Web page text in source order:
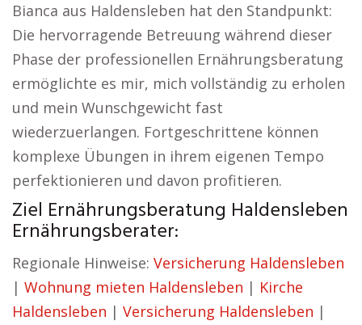
Bianca aus Haldensleben hat den Standpunkt:
Die hervorragende Betreuung während dieser
Phase der professionellen Ernährungsberatung
ermöglichte es mir, mich vollständig zu erholen
und mein Wunschgewicht fast
wiederzuerlangen. Fortgeschrittene können
komplexe Übungen in ihrem eigenen Tempo
perfektionieren und davon profitieren.
Ziel Ernährungsberatung Haldensleben
Ernährungsberater:
Regionale Hinweise: Versicherung Haldensleben
| Wohnung mieten Haldensleben | Kirche
Haldensleben | Versicherung Haldensleben |